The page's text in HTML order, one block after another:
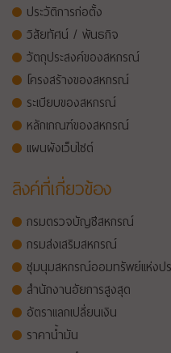
ประวัติการก่อตั้ง
วิสัยทัศน์ / พันธกิจ
วัตถุประสงค์ของสหกรณ์
โครงสร้างของสหกรณ์
ระเบียบของสหกรณ์
หลักเกณฑ์ของสหกรณ์
แผนผังเว็บไซต์
ลิงค์ที่เกี่ยวข้อง
กรมตรวจบัญชีสหกรณ์
กรมส่งเสริมสหกรณ์
ชุมนุมสหกรณ์ออมทรัพย์แห่งปร
สำนักงานอัยการสูงสุด
อัตราแลกเปลี่ยนเงิน
ราคาน้ำมัน